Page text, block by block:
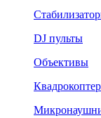
DJ пульты
Объективы